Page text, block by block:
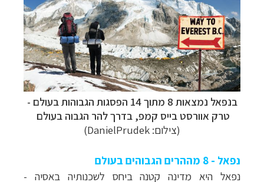
בנפאל נמצאות 8 מתוך 14 הפסגות הגבוהות בעולם -
טרק אוורסט בייס קמפ, בדרך להר הגבוה בעולם
(צילום: DanielPrudek)
נפאל - 8 מההרים הגבוהים בעולם
נפאל היא מדינה קטנה ביחס לשכנותיה באסיה -